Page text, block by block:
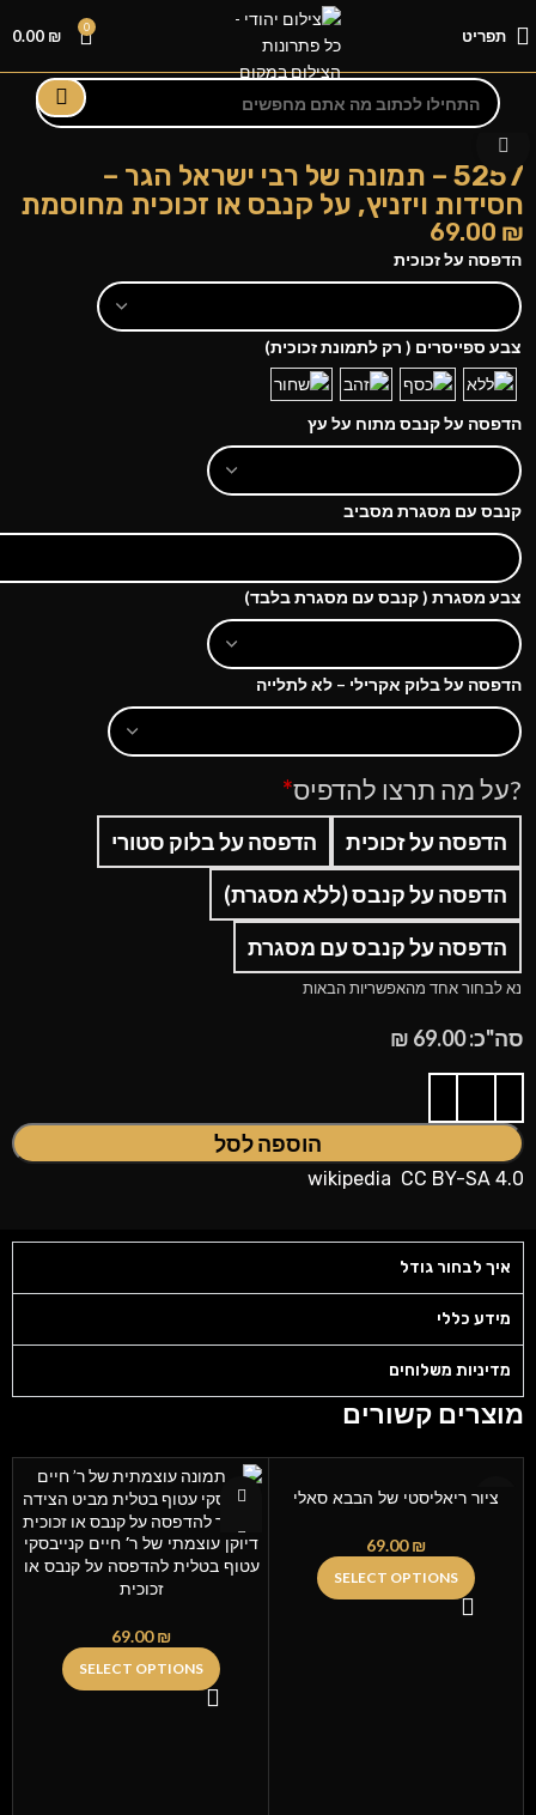
תפריט 0
0.00 ₪
5257 – תמונה של רבי ישראל הגר –
חסידות ויזניץ, על קנבס או זכוכית מחוסמת
69.00 ₪
הדפסה על זכוכית
צבע ספייסרים ( רק לתמונת זכוכית)
הדפסה על קנבס מתוח על עץ
קנבס עם מסגרת מסביב
צבע מסגרת ( קנבס עם מסגרת בלבד)
הדפסה על בלוק אקרילי – לא לתלייה
?על מה תרצו להדפיס*
הדפסה על זכוכית
הדפסה על בלוק סטורי
הדפסה על קנבס (ללא מסגרת)
הדפסה על קנבס עם מסגרת
נא לבחור אחד מהאפשריות הבאות
סה"כ:69.00
₪
הוספה לסל
wikipedia CC BY-SA 4.0
איך לבחור גודל
מידע כללי
מדיניות משלוחים
מוצרים קשורים
ציור ריאליסטי של הבבא סאלי
69.00₪
SELECT OPTIONS
דיוקן עוצמתי של ר’ חיים קנייבסקי
עטוף בטלית להדפסה על קנבס או
זכוכית
69.00₪
SELECT OPTIONS